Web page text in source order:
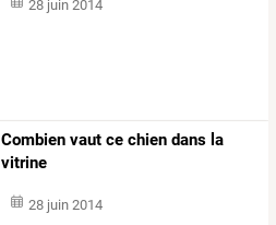
28 juin 2014
Combien vaut ce chien dans la
vitrine
28 juin 2014